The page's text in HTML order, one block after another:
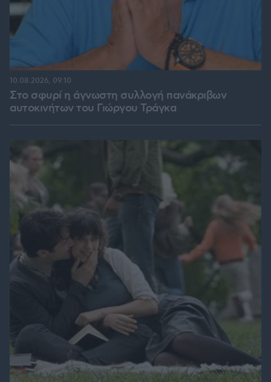
Στο σφυρί η άγνωστη συλλογή πανάκριβων
αυτοκινήτων του Γιώργου Τράγκα
10.08.2026, 09:10